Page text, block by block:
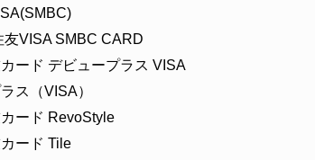
友VISA SMBC CARD
カード デビュープラス VISA
ス（VISA）
カード RevoStyle
カード Tile